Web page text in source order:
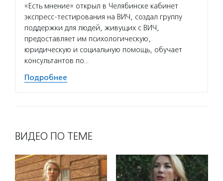
«Есть мнение» открыл в Челябинске кабинет
экспресс-тестирования на ВИЧ, создал группу
поддержки для людей, живущих с ВИЧ,
предоставляет им психологическую,
юридическую и социальную помощь, обучает
консультантов по…
Подробнее
ВИДЕО ПО ТЕМЕ